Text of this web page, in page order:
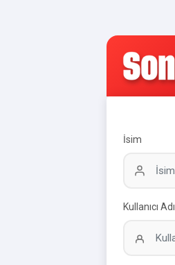
İsim
Kullanıcı Adı